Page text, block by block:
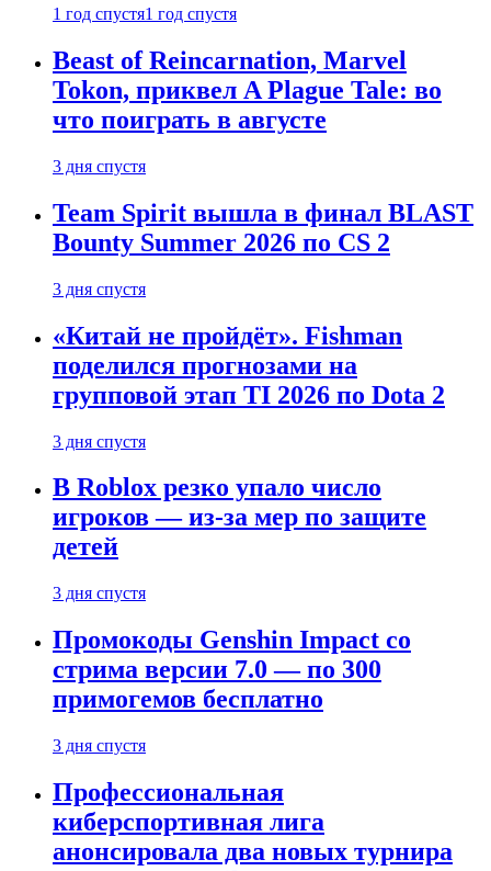
1 год спустя1 год спустя
Beast of Reincarnation, Marvel
Tokon, приквел A Plague Tale: во
что поиграть в августе
3 дня спустя
Team Spirit вышла в финал BLAST
Bounty Summer 2026 по CS 2
3 дня спустя
«Китай не пройдёт». Fishman
поделился прогнозами на
групповой этап TI 2026 по Dota 2
3 дня спустя
В Roblox резко упало число
игроков — из-за мер по защите
детей
3 дня спустя
Промокоды Genshin Impact со
стрима версии 7.0 — по 300
примогемов бесплатно
3 дня спустя
Профессиональная
киберспортивная лига
анонсировала два новых турнира